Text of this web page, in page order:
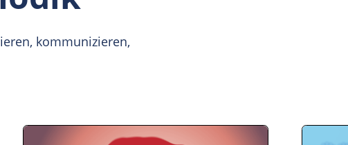
kommunizieren,